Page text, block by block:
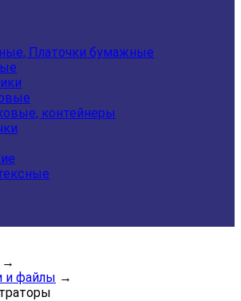
Платочки бумажные
контейнеры
→
и файлы →